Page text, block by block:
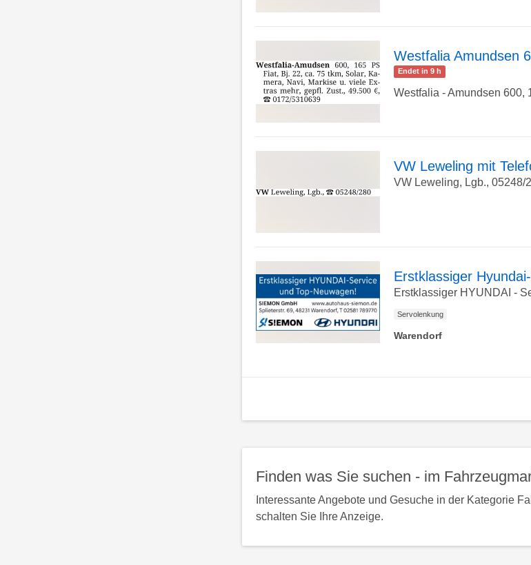
Detailseite
zur
Detailseite
Westfalia Amundsen
Endet in 9 h
Westfalia - Amundsen 600,
zur
Detailseite
VW Leweling mit
VW Leweling, Lgb., 05248/
zur
Erstklassiger
Erstklassiger HYUNDAI -
Servolenkung
Warendorf
Finden was Sie suchen - im
Interessante Angebote und Gesuche in der Kategorie
schalten Sie Ihre Anzeige.